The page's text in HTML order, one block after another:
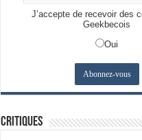
J’accepte de recevoir des
Geekbecois
Oui
Critiques